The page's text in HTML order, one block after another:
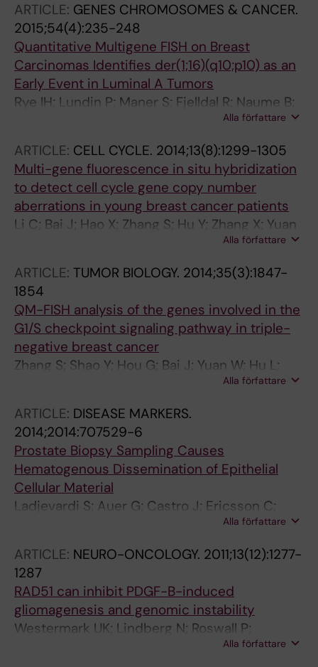
ARTICLE: GENES CHROMOSOMES & CANCER.
2015;54(4):235-248
Quantitative Multigene FISH on Breast
Carcinomas Identifies der(1;16)(q10;p10) as an
Early Event in Luminal A Tumors
Rye IH; Lundin P; Maner S; Fjelldal R; Naume B;
Wigler M; Hicks J; Borresen-Dale A-L;Alla författare
ARTICLE: CELL CYCLE. 2014;13(8):1299-1305
Multi-gene fluorescence in situ hybridization
to detect cell cycle gene copy number
aberrations in young breast cancer patients
Li C; Bai J; Hao X; Zhang S; Hu Y; Zhang X; Yuan
W; Hu L; Cheng T; Zetterberg A; Lee M-H;
Alla författare
ARTICLE: TUMOR BIOLOGY. 2014;35(3):1847-
1854
QM-FISH analysis of the genes involved in the
G1/S checkpoint signaling pathway in triple-
negative breast cancer
Zhang S; Shao Y; Hou G; Bai J; Yuan W; Hu L;
Alla författare
ARTICLE: DISEASE MARKERS.
2014;2014:707529-6
Prostate Biopsy Sampling Causes
Hematogenous Dissemination of Epithelial
Cellular Material
Ladjevardi S; Auer G; Castro J; Ericsson C;
Zetterberg A; Haggman M; Wiksell H; Jorulf H
Alla författare
ARTICLE: NEURO-ONCOLOGY. 2011;13(12):1277-
1287
RAD51 can inhibit PDGF-B-induced
gliomagenesis and genomic instability
Westermark UK; Lindberg N; Roswall P;
Brasater D; Helgadottir HR; Hede S-M;Alla författare